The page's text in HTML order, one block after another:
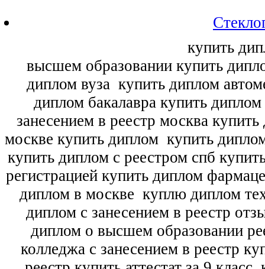
купить
высшем образовании купить
диплом вуза купить диплом
диплом бакалавра купить
занесением в реестр москва
москве купить диплом купить
купить диплом с реестром спб
регистрацией купить диплом
диплом в москве куплю диплом
диплом с занесением в реестр
диплом о высшем образовании
колледжа с занесением в реестр